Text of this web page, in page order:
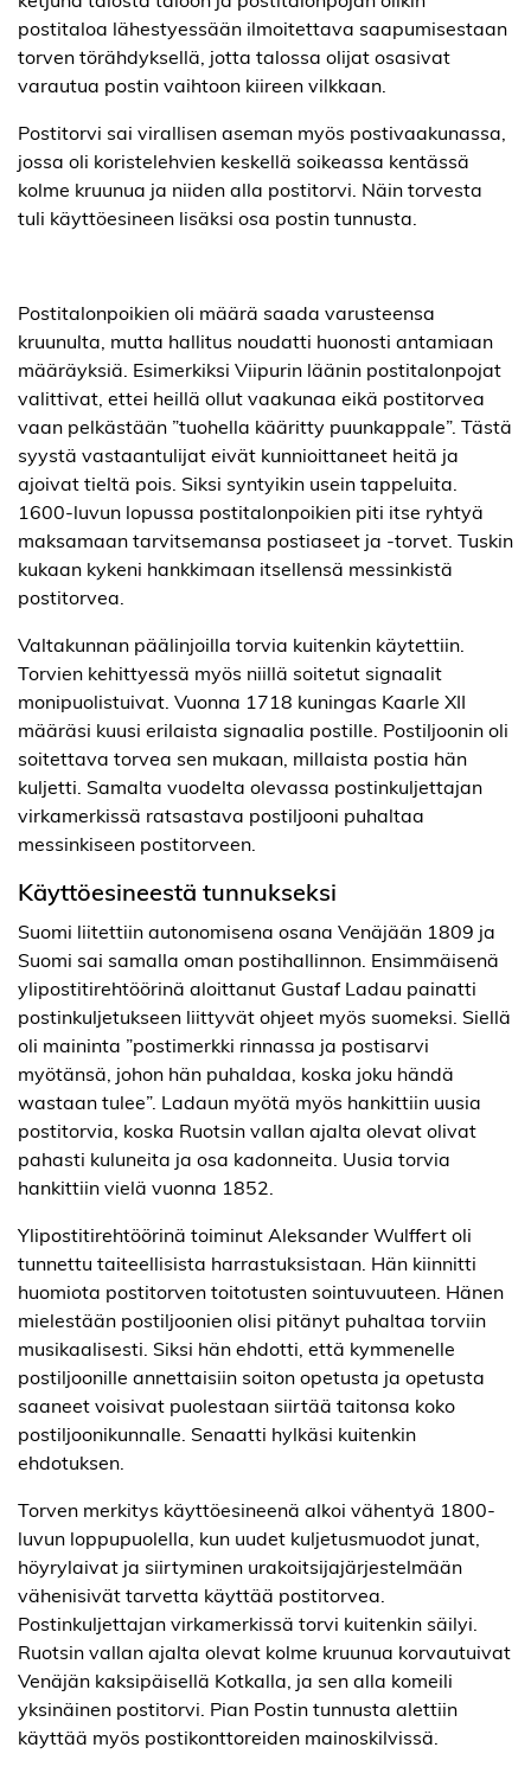
postitaloa lähestyessään ilmoitettava saapumisestaan
torven törähdyksellä, jotta talossa olijat osasivat
varautua postin vaihtoon kiireen vilkkaan.
Postitorvi sai virallisen aseman myös postivaakunassa,
jossa oli koristelehvien keskellä soikeassa kentässä
kolme kruunua ja niiden alla postitorvi. Näin torvesta
tuli käyttöesineen lisäksi osa postin tunnusta.
Postitalonpoikien oli määrä saada varusteensa
kruunulta, mutta hallitus noudatti huonosti antamiaan
määräyksiä. Esimerkiksi Viipurin läänin postitalonpojat
valittivat, ettei heillä ollut vaakunaa eikä postitorvea
vaan pelkästään ”tuohella kääritty puunkappale”. Tästä
syystä vastaantulijat eivät kunnioittaneet heitä ja
ajoivat tieltä pois. Siksi syntyikin usein tappeluita.
1600-luvun lopussa postitalonpoikien piti itse ryhtyä
maksamaan tarvitsemansa postiaseet ja -torvet. Tuskin
kukaan kykeni hankkimaan itsellensä messinkistä
postitorvea.
Valtakunnan päälinjoilla torvia kuitenkin käytettiin.
Torvien kehittyessä myös niillä soitetut signaalit
monipuolistuivat. Vuonna 1718 kuningas Kaarle XII
määräsi kuusi erilaista signaalia postille. Postiljoonin oli
soitettava torvea sen mukaan, millaista postia hän
kuljetti. Samalta vuodelta olevassa postinkuljettajan
virkamerkissä ratsastava postiljooni puhaltaa
messinkiseen postitorveen.
Käyttöesineestä tunnukseksi
Suomi liitettiin autonomisena osana Venäjään 1809 ja
Suomi sai samalla oman postihallinnon. Ensimmäisenä
ylipostitirehtöörinä aloittanut Gustaf Ladau painatti
postinkuljetukseen liittyvät ohjeet myös suomeksi. Siellä
oli maininta ”postimerkki rinnassa ja postisarvi
myötänsä, johon hän puhaldaa, koska joku händä
wastaan tulee”. Ladaun myötä myös hankittiin uusia
postitorvia, koska Ruotsin vallan ajalta olevat olivat
pahasti kuluneita ja osa kadonneita. Uusia torvia
hankittiin vielä vuonna 1852.
Ylipostitirehtöörinä toiminut Aleksander Wulffert oli
tunnettu taiteellisista harrastuksistaan. Hän kiinnitti
huomiota postitorven toitotusten sointuvuuteen. Hänen
mielestään postiljoonien olisi pitänyt puhaltaa torviin
musikaalisesti. Siksi hän ehdotti, että kymmenelle
postiljoonille annettaisiin soiton opetusta ja opetusta
saaneet voisivat puolestaan siirtää taitonsa koko
postiljoonikunnalle. Senaatti hylkäsi kuitenkin
ehdotuksen.
Torven merkitys käyttöesineenä alkoi vähentyä 1800-
luvun loppupuolella, kun uudet kuljetusmuodot junat,
höyrylaivat ja siirtyminen urakoitsijajärjestelmään
vähenisivät tarvetta käyttää postitorvea.
Postinkuljettajan virkamerkissä torvi kuitenkin säilyi.
Ruotsin vallan ajalta olevat kolme kruunua korvautuivat
Venäjän kaksipäisellä Kotkalla, ja sen alla komeili
yksinäinen postitorvi. Pian Postin tunnusta alettiin
käyttää myös postikonttoreiden mainoskilvissä.